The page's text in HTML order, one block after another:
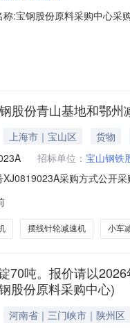
称:宝钢股份原料采购中心采
股份青山基地和鄂
上海市｜宝山区 货物
招标单位： 宝山钢铁
XJ0819023A采购方式公开
形尺寸:中心高:290mm;原
摆线针轮减速机 小车
70吨。报价请以
股份原料采购中心)
河南省｜三门峡市｜陕州区